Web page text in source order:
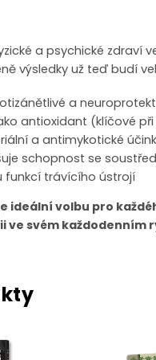
a psychické zdraví
výsledky už teď budí
a
antioxidant (klíčové
a antimykotické
schopnost se
funkcí trávícího ústrojí
ideální volbu pro
ve svém každodenním